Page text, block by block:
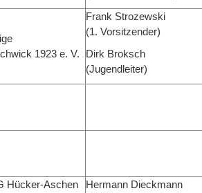
1923 e. V.
Frank Strozewski
(1. Vorsitzender)
Dirk Broksch
(Jugendleiter)
Hücker-Aschen
Hermann Dieckmann